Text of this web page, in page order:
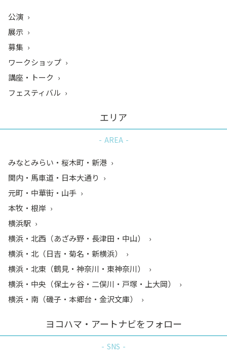
公演
展示
募集
ワークショップ
講座・トーク
フェスティバル
エリア
AREA
みなとみらい・桜木町・新港
関内・馬車道・日本大通り
元町・中華街・山手
本牧・根岸
横浜駅
横浜・北西（あざみ野・長津田・中山）
横浜・北（日吉・菊名・新横浜）
横浜・北東（鶴見・神奈川・東神奈川）
横浜・中央（保土ヶ谷・二俣川・戸塚・上大岡）
横浜・南（磯子・本郷台・金沢文庫）
ヨコハマ・アートナビをフォロー
SNS